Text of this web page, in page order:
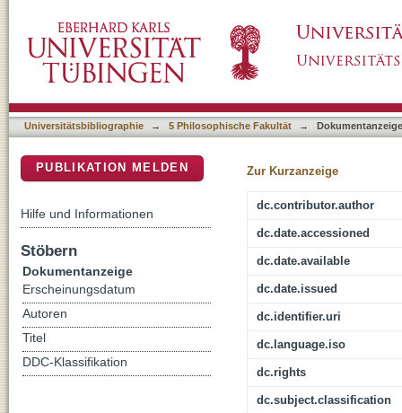
Universitätsbibliographie → 5 Philosophische Fakultät → Dokumentanzeige
Zur Kurzanzeige
dc.contributor.author
dc.date.accessioned
dc.date.available
dc.date.issued
dc.identifier.uri
dc.language.iso
dc.rights
dc.subject.classification
PUBLIKATION MELDEN
Hilfe und Informationen
Stöbern
Dokumentanzeige
Erscheinungsdatum
Autoren
Titel
DDC-Klassifikation